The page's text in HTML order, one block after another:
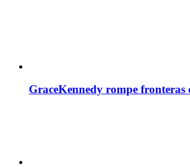
GraceKennedy rompe